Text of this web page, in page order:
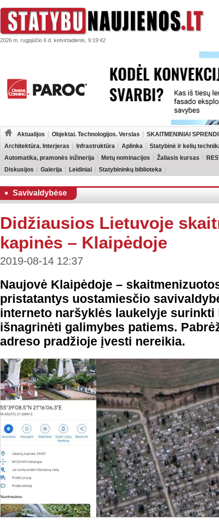
2026 m. rugpjūčio 6 d. ketvirtadienis, 9:19:42
Aktualijos Objektai. Technologijos. Verslas
SKAITMENINIAI
Architektūra. Interjeras
Infrastruktūra Aplinka
Statybinė ir kelių
Automatika, pramonės inžinerija
Metų nominacijos Žaliasis kursas
Diskusijos
Galerija Leidiniai Statybininkų biblioteka
Savivaldybėse
Didžiausios Lietuvoje
kapinės – Klaipėdoje
2019-08-14 12:37
Naujovė Klaipėdoje –
pristatantys uostamiesčio
interneto naršyklės laukelyje
išnagrinėti galimybes patiems.
adreso pradžioje įvesti nereikia.